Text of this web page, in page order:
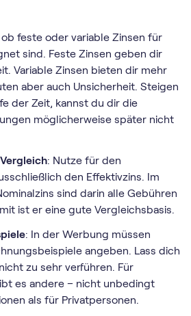
ob feste oder variable Zinsen für
sind. Feste Zinsen geben dir
Variable Zinsen bieten dir mehr
aber auch Unsicherheit. Steigen
der Zeit, kannst du dir die
möglicherweise später nicht
: Nutze für den
den Effektivzins. Im
sind darin alle Gebühren
ist er eine gute Vergleichsbasis.
: In der Werbung müssen
angeben. Lass dich
zu sehr verführen. Für
es andere – nicht unbedingt
als für Privatpersonen.